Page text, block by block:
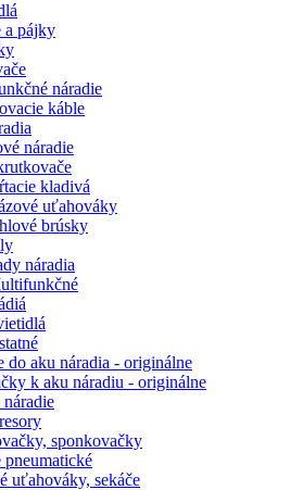
a pájky
náradie
káble
náradie
kladivá
uťahováky
brúsky
náradia
do aku náradia - originálne
k aku náradiu - originálne
sponkovačky
pneumatické
uťahováky, sekáče